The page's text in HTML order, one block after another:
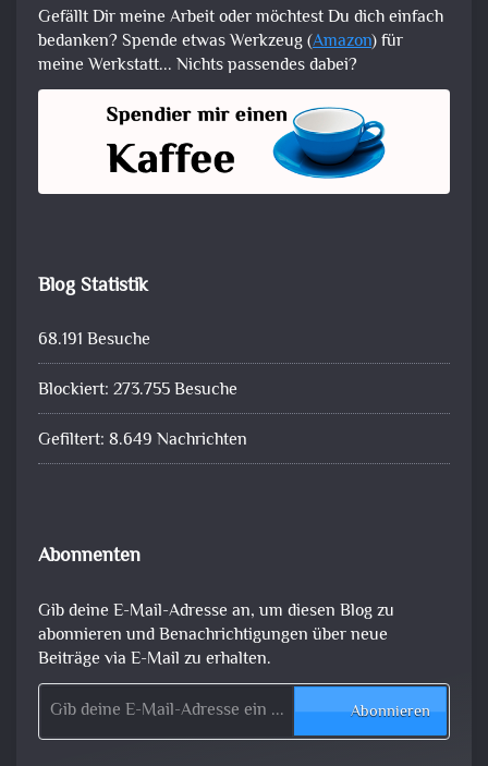
Gefällt Dir meine Arbeit oder möchtest Du dich einfach
bedanken? Spende etwas Werkzeug (Amazon) für
meine Werkstatt... Nichts passendes dabei?
Blog Statistik
68.191 Besuche
Blockiert: 273.755 Besuche
Gefiltert: 8.649 Nachrichten
Abonnenten
Gib deine E-Mail-Adresse an, um diesen Blog zu
abonnieren und Benachrichtigungen über neue
Beiträge via E-Mail zu erhalten.
Gib deine E-Mail-Adresse ein ...
Abonnieren